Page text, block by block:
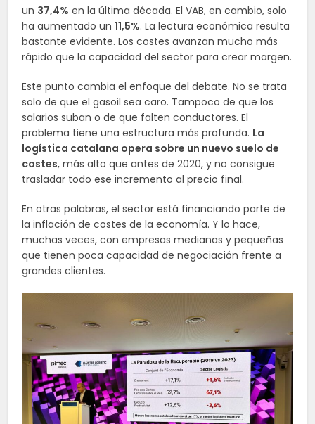
un 37,4% en la última década. El VAB, en cambio, solo
ha aumentado un11,5%. La lectura económica resulta
bastante evidente. Los costes avanzan mucho más
rápido que la capacidad del sector para crear margen.
Este punto cambia el enfoque del debate. No se trata
solo de que el gasoil sea caro. Tampoco de que los
salarios suban o de que falten conductores. El
problema tiene una estructura más profunda. La
logística catalana opera sobre un nuevo suelo de
costes, más alto que antes de 2020, y no consigue
trasladar todo ese incremento al precio final.
En otras palabras, el sector está financiando parte de
la inflación de costes de la economía. Y lo hace,
muchas veces, con empresas medianas y pequeñas
que tienen poca capacidad de negociación frente a
grandes clientes.